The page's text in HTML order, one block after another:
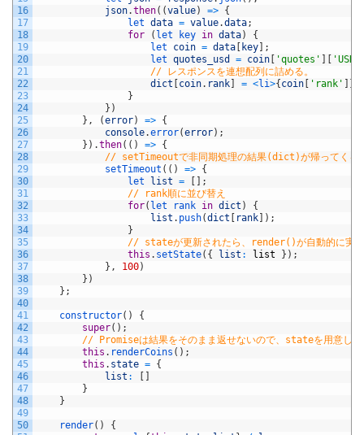
16
17
18
19
20
21
22
23
24
25
26
27
28
29
30
31
32
33
34
35
36
37
38
39
40
41
42
43
44
45
46
47
48
49
50
json.then( (value) => {
let data = value.data;
for
( let key in data)
{
let coin = data key
;
let quotes_usd = coin 'quotes' 'USD'
// レスポンスを連想配列に詰める。
dict
coin. rank = <li>{ coin 'rank'
}
} )
} , (error) => {
console.error(error) ;
} ) .then( ( ) => {
// setTimeoutで非同期処理の結果(dict)が帰ってくる
setTimeout ( ( ) => {
let
list =
;
// rank順に並び替え
for( let rank in dict )
{
list . push(dict rank ) ;
}
// stateが更新されたら、render()が自動的に実行
this . setState( { list : list } ) ;
} , 100)
} )
} ;
constructor( )
{
super( ) ;
// Promiseは結果をそのまま返せないので、stateを用意して
this . renderCoins ( ) ;
this . state = {
list :
}
}
render( )
{